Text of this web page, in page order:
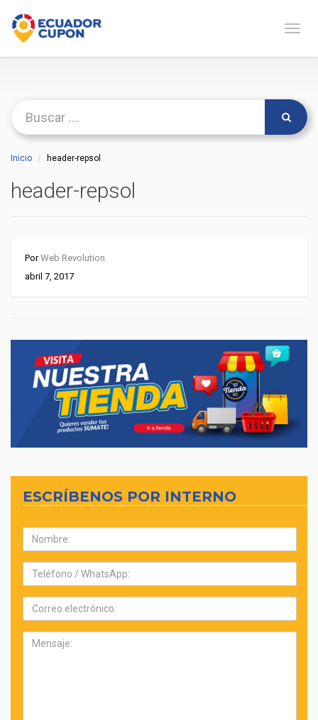
Inicio header-repsol
header-repsol
PorWeb Revolution
abril 7, 2017
ESCRÍBENOS POR INTERNO
Nombre:
Teléfono:
Correo
electrónico:
Mensaje: